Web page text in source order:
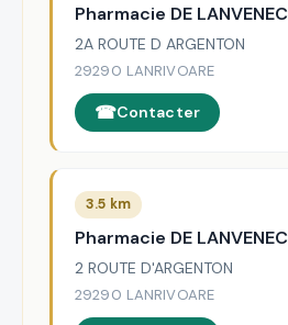
Pharmacie DE LANVENEC
2A ROUTE D ARGENTON
29290 LANRIVOARE
Contacter
3.5 km
Pharmacie DE LANVENEC
2 ROUTE D'ARGENTON
29290 LANRIVOARE